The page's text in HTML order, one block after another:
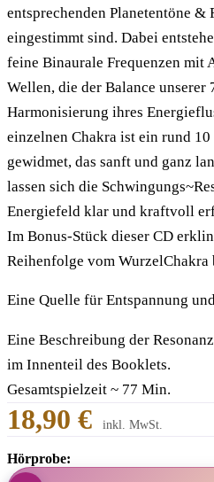
entsprechenden Planetentöne &
eingestimmt sind. Dabei
feine Binaurale Frequenzen mit
Wellen, die der Balance unserer
Harmonisierung ihres
einzelnen Chakra ist ein rund
gewidmet, das sanft und ganz
lassen sich die
Energiefeld klar und kraftvoll
Im Bonus-Stück dieser CD
Reihenfolge vom WurzelChakra
Eine Quelle für Entspannung
Eine Beschreibung der
im Innenteil des Booklets.
Gesamtspielzeit ~ 77 Min.
18,90 € inkl. MwSt.
Hörprobe: